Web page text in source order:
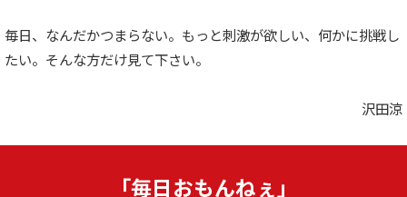
毎日、なんだかつまらない。もっと刺激が欲しい、何かに挑戦し
たい。そんな方だけ見て下さい。
沢田涼
「毎日おもんねぇ」